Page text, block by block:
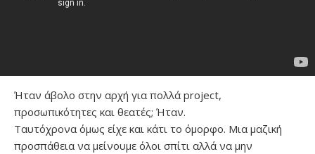
Ήταν άβολο στην αρχή για πολλά project,
προσωπικότητες και θεατές; Ήταν.
Ταυτόχρονα όμως είχε και κάτι το όμορφο. Μια μαζική
προσπάθεια να μείνουμε όλοι σπίτι αλλά να μην